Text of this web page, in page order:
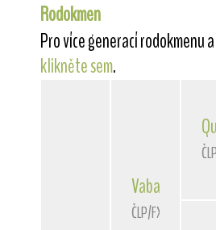
Rodokmen
Pro více generací rodokmenu
klikněte sem.
Vabang od
ČLP/FXH/29725